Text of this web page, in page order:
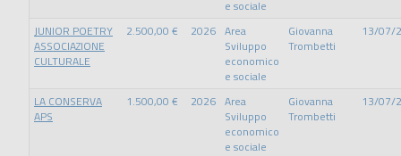
e sociale
JUNIOR POETRY
ASSOCIAZIONE
CULTURALE
2.500,00 € 2026 Area
Sviluppo
economico
e sociale
Giovanna
Trombetti
13/07/
LA CONSERVA
APS
1.500,00 € 2026 Area
Sviluppo
economico
e sociale
Giovanna
Trombetti
13/07/